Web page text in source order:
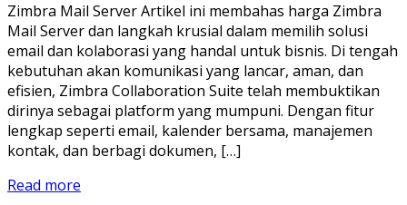
Zimbra Mail Server Artikel ini membahas harga Zimbra
Mail Server dan langkah krusial dalam memilih solusi
email dan kolaborasi yang handal untuk bisnis. Di tengah
kebutuhan akan komunikasi yang lancar, aman, dan
efisien, Zimbra Collaboration Suite telah membuktikan
dirinya sebagai platform yang mumpuni. Dengan fitur
lengkap seperti email, kalender bersama, manajemen
kontak, dan berbagi dokumen, […]
Read more